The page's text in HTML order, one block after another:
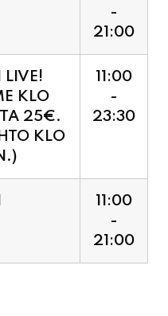
25€.
KLO
11:00
-
23:30
21:00